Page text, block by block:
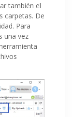
también el
carpetas. De
Para
una vez